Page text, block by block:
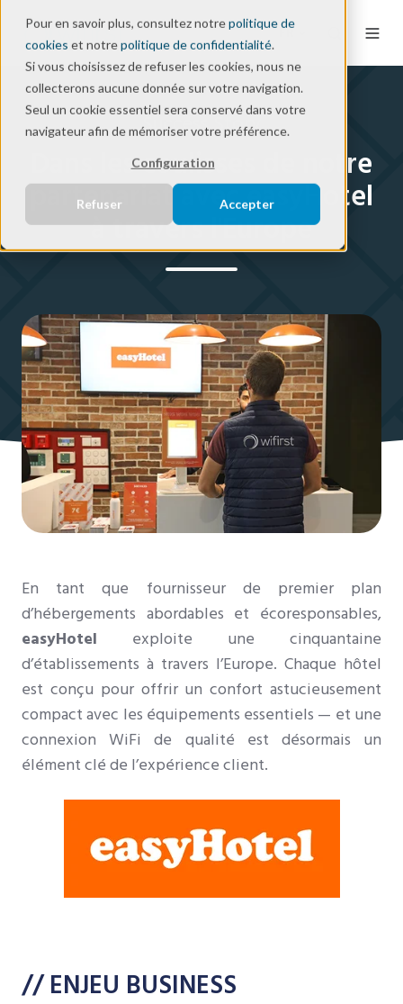
Pour en savoir plus, consultez notrepolitique de
cookies et notrepolitique de confidentialité.
Si vous choisissez de refuser les cookies, nous ne
collecterons aucune donnée sur votre navigation.
Seul un cookie essentiel sera conservé dans votre
navigateur afin de mémoriser votre préférence.
Configuration
Refuser Accepter
FR
Success Story
Dans les coulisses de notre
partenariat avec easyHotel
à travers l'Europe
En tant que fournisseur de premier plan
d’hébergements abordables et écoresponsables,
easyHotel exploite une cinquantaine
d’établissements à travers l’Europe. Chaque hôtel
est conçu pour offrir un confort astucieusement
compact avec les équipements essentiels — et une
connexion WiFi de qualité est désormais un
élément clé de l’expérience client.
// ENJEU BUSINESS